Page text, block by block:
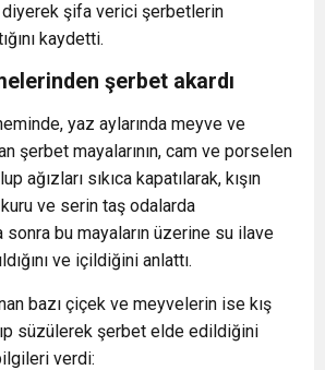
diyerek şifa verici şerbetlerin
kaydetti.
şerbet akardı
yaz aylarında meyve ve
şerbet mayalarının, cam ve porselen
ağızları sıkıca kapatılarak, kışın
ve serin taş odalarda
sonra bu mayaların üzerine su ilave
ve içildiğini anlattı.
bazı çiçek ve meyvelerin ise kış
süzülerek şerbet elde edildiğini
verdi: